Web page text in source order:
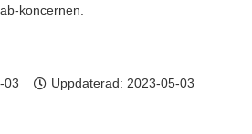
koncernen.
03 Uppdaterad: 2023-05-03